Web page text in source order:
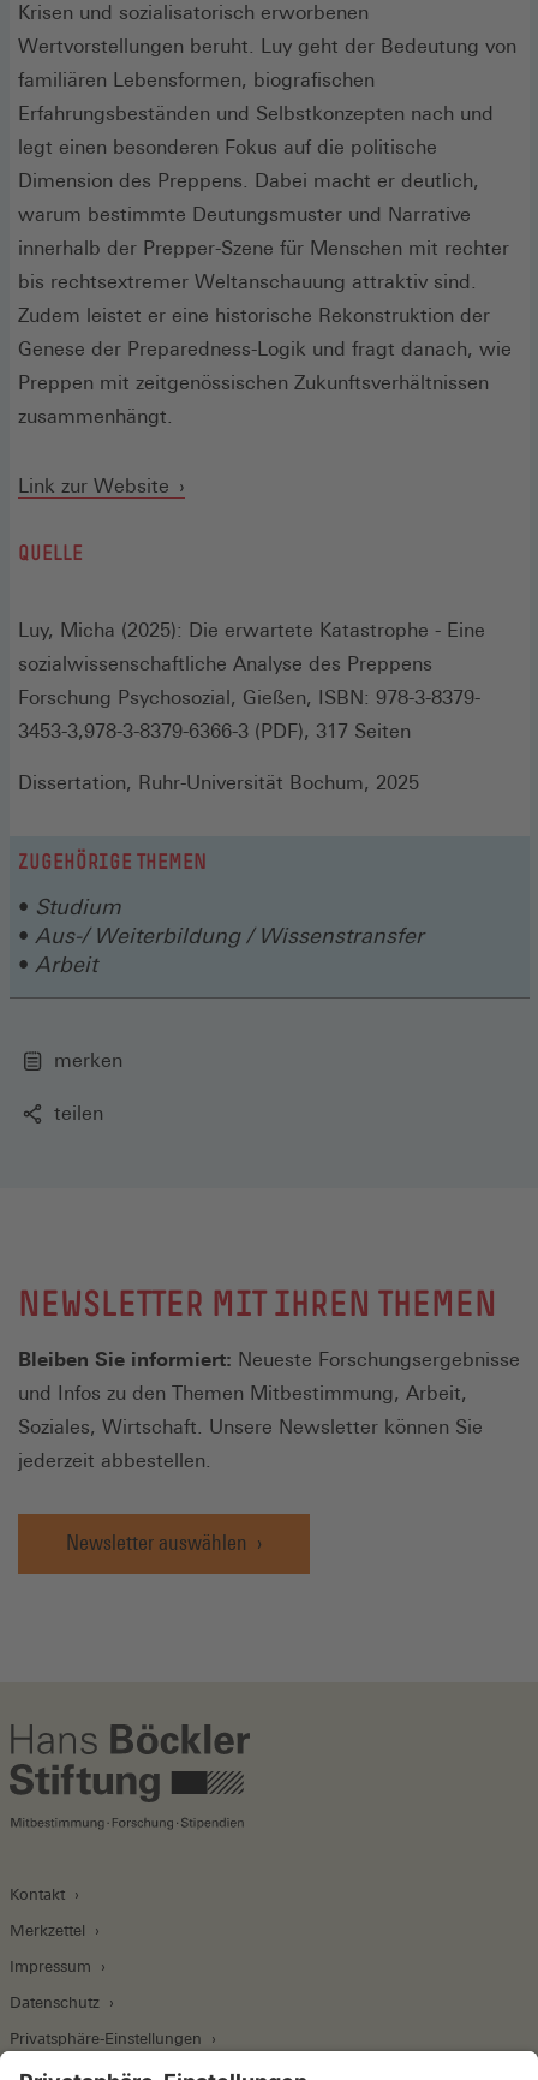
Krisen und sozialisatorisch erworbenen
Wertvorstellungen beruht. Luy geht der Bedeutung von
familiären Lebensformen, biografischen
Erfahrungsbeständen und Selbstkonzepten nach und
legt einen besonderen Fokus auf die politische
Dimension des Preppens. Dabei macht er deutlich,
warum bestimmte Deutungsmuster und Narrative
innerhalb der Prepper-Szene für Menschen mit rechter
bis rechtsextremer Weltanschauung attraktiv sind.
Zudem leistet er eine historische Rekonstruktion der
Genese der Preparedness-Logik und fragt danach, wie
Preppen mit zeitgenössischen Zukunftsverhältnissen
zusammenhängt.
Link zur Website (Öffnet
Fenster)
QUELLE
Luy, Micha (2025): Die erwartete Katastrophe - Eine
sozialwissenschaftliche Analyse des Preppens
Forschung Psychosozial, Gießen, ISBN: 978-3-8379-
3453-3,978-3-8379-6366-3 (PDF), 317 Seiten
Dissertation, Ruhr-Universität Bochum, 2025
ZUGEHÖRIGE THEMEN
Studium
Aus-/ Weiterbildung / Wissenstransfer
Arbeit
merken
teilen
NEWSLETTER MIT IHREN THEMEN
Bleiben Sie informiert: Neueste Forschungsergebnisse
und Infos zu den Themen Mitbestimmung, Arbeit,
Soziales, Wirtschaft. Unsere Newsletter können Sie
jederzeit abbestellen.
Newsletter auswählen
Kontakt
Merkzettel
Impressum
Datenschutz
Privatsphäre-Einstellungen